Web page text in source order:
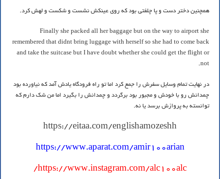
همچنین دختر دست و پا چلفتی بود که روی عینکش نشست و شکست و لهش کرد.
Finally she packed all her baggage but on the way to airport she
remembered that didnt bring luggage with herself so she had to come back
and take the suitcase but I have doubt whether she could get the flight or
not.
در نهایت تمام وسایل سفرش را جمع کرد اما تو راه فرودگاه یادش آمد که نیاورده بود
چمدانش رو با خودش و مجبور بود برگردد و چمدانش را بگیرد اما من شک دارم که
توانسته به پروازش برسد یا نه.
https://eitaa.com/englishamozeshh
https://www.aparat.com/amir100arian
https://www.instagram.com/alc100alc/